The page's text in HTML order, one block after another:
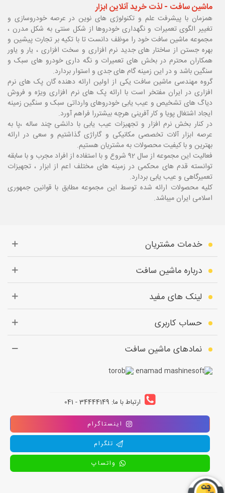
ماشین سافت - لذت خرید آنلاین ابزار
همزمان با پیشرفت علم و تکنولوژی های نوین در عرصه خودروسازی و
تغییر الگوی تعمیرات و نگهداری خودروها از شکل سنتی به شکل مدرن ،
مجموعه ماشین سافت خود را موظف دانست تا با تکیه بر تجارت پیشین و
بهره جستن از ساختار های جدید نرم افزاری و سخت افزاری ، یار و یاور
همکاران محترم در بخش های تعمیرات و نگه داری خودرو های سبک و
سنگین باشد و در این زمینه گام های جدی و استوار بردارد.
گروه مهندسی ماشین سافت یکی از اولین ارائه دهنده گان پک های نرم
افزاری در ایران مفتخر است با ارائه پک های نرم افزاری ویژه و فروش
دیاگ های تشخیص و عیب یابی خودروهای وارداتی سبک و سنگین زمینه
ایجاد اشتغال پویا و کار آفرینی هرچه بیشتررا فراهم آورد.
در کنار بخش نرم افزار و تجهیزات عیب یابی با دانشی چند ساله ،پا به
عرصه ابزار آلات تخصصی مکانیکی و گاراژی گذاشتیم و سعی در ارائه
بهترین و با کیفیت محصولات به مشتریان هستیم.
فعالیت این مجموعه از سال 92 شروع و با استفاده از افراد مجرب و با سابقه
توانسته قدم های محکمی در زمینه های مختلف اعم از ابزار ، تجهیزات
تعمیرگاهی و عیب یابی بردارد.
کلیه محصولات ارائه شده توسط این مجموعه مطابق با قوانین جمهوری
اسلامی ایران میباشد.
خدمات مشتریان
درباره ماشین سافت
لینک های مفید
حساب کاربری
نمادهای ماشین سافت
ارتباط با ما: 34444149 - 041
اینستاگرام
تلگرام
واتساپ